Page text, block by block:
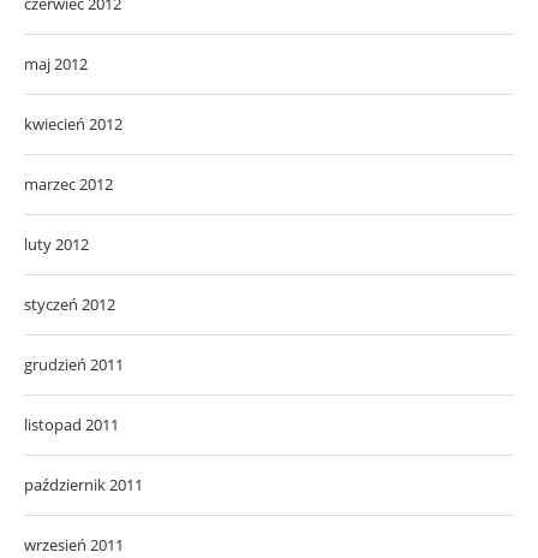
maj 2012
kwiecień 2012
marzec 2012
luty 2012
styczeń 2012
grudzień 2011
listopad 2011
październik 2011
wrzesień 2011